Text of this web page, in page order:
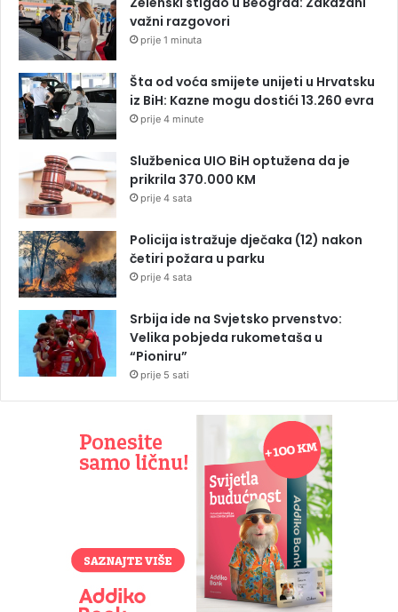
važni razgovori
prije 1 minuta
Šta od voća smijete unijeti u Hrvatsku
iz BiH: Kazne mogu dostići 13.260 evra
prije 4 minute
Službenica UIO BiH optužena da je
prikrila 370.000 KM
prije 4 sata
Policija istražuje dječaka (12) nakon
četiri požara u parku
prije 4 sata
Srbija ide na Svjetsko prvenstvo:
Velika pobjeda rukometaša u
“Pioniru”
prije 5 sati